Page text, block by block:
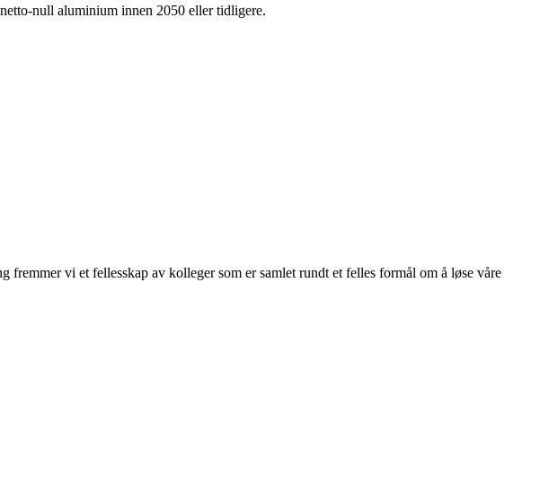
null aluminium innen 2050 eller tidligere.
vi et fellesskap av kolleger som er samlet rundt et felles formål om å løse våre